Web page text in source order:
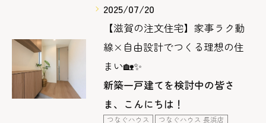
2025/07/20
【滋賀の注文住宅】家事ラク動
線×自由設計でつくる理想の住
まい🏡✨
新築一戸建てを検討中の皆さ
ま、こんにちは！
つなぐハウス
つなぐハウス 長浜店